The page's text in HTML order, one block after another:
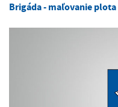
Brigáda - maľovanie plota